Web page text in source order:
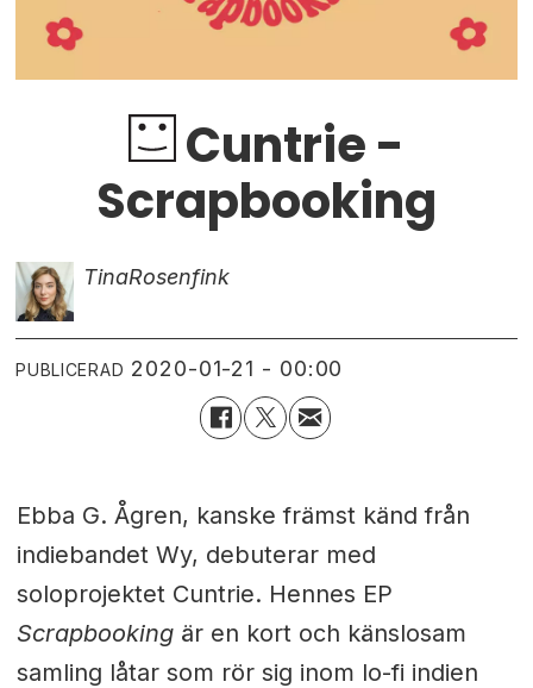
Cuntrie -
Scrapbooking
TinaRosenfink
PUBLICERAD 2020-01-21 - 00:00
Ebba G. Ågren, kanske främst känd från
indiebandet Wy, debuterar med
soloprojektet Cuntrie. Hennes EP
Scrapbooking är en kort och känslosam
samling låtar som rör sig inom lo-fi indien